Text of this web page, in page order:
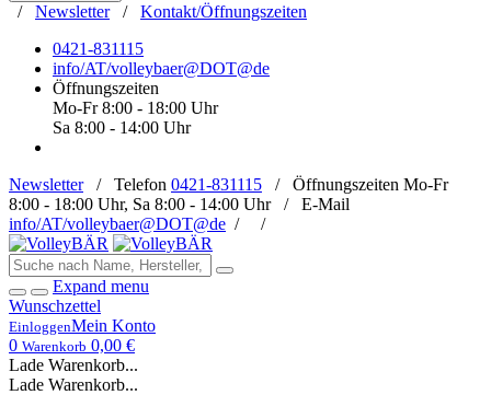
/ Newsletter/ Kontakt/Öffnungszeiten
0421-831115
info/AT/volleybaer@DOT@de
Öffnungszeiten
Mo-Fr 8:00 - 18:00 Uhr
Sa 8:00 - 14:00 Uhr
Newsletter/ Telefon 0421-831115 / Öffnungszeiten Mo-Fr
8:00 - 18:00 Uhr, Sa 8:00 - 14:00 Uhr / E-Mail
info/AT/volleybaer@DOT@de / /
Expand menu
Wunschzettel
EinloggenMein Konto
0 Warenkorb 0,00 €
Lade Warenkorb...
Lade Warenkorb...